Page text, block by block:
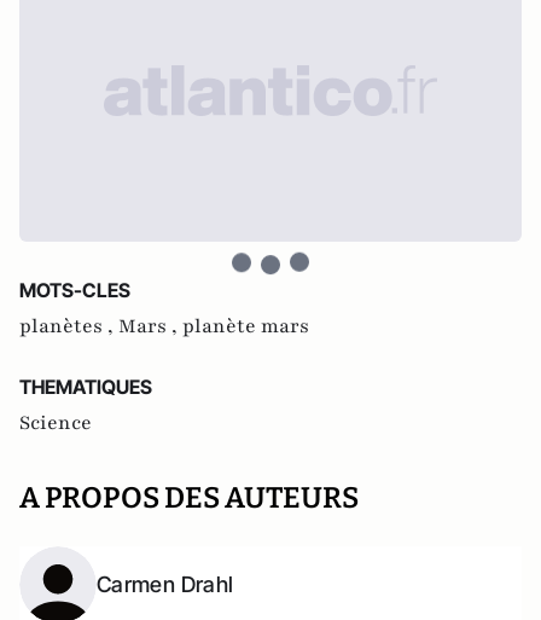
MOTS-CLES
planètes , Mars , planète mars
THEMATIQUES
Science
A PROPOS DES AUTEURS
Carmen Drahl